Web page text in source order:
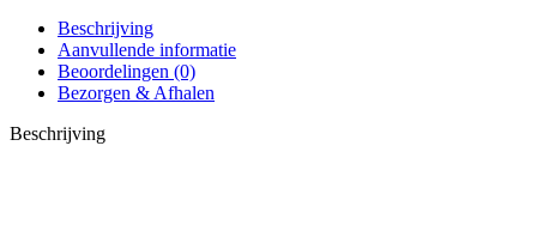
Beschrijving
Aanvullende informatie
Beoordelingen (0)
Bezorgen & Afhalen
Beschrijving